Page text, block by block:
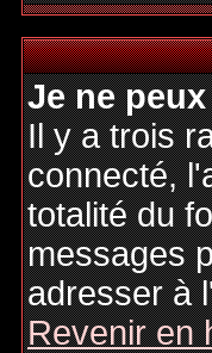
Je ne
Il y a trois
connecté,
totalité du
messages
adresser à
Revenir en